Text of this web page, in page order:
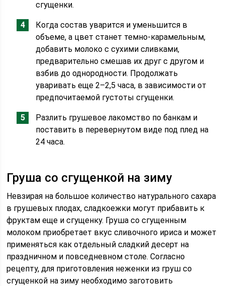
сгущенки.
Когда состав уварится и уменьшится в
объеме, а цвет станет темно-карамельным,
добавить молоко с сухими сливками,
предварительно смешав их друг с другом и
взбив до однородности. Продолжать
уваривать еще 2–2,5 часа, в зависимости от
предпочитаемой густоты сгущенки.
Разлить грушевое лакомство по банкам и
поставить в перевернутом виде под плед на
24 часа.
Груша со сгущенкой на зиму
Невзирая на большое количество натурального сахара
в грушевых плодах, сладкоежки могут прибавить к
фруктам еще и сгущенку. Груша со сгущенным
молоком приобретает вкус сливочного ириса и может
применяться как отдельный сладкий десерт на
праздничном и повседневном столе. Согласно
рецепту, для приготовления неженки из груш со
сгущенкой на зиму необходимо заготовить